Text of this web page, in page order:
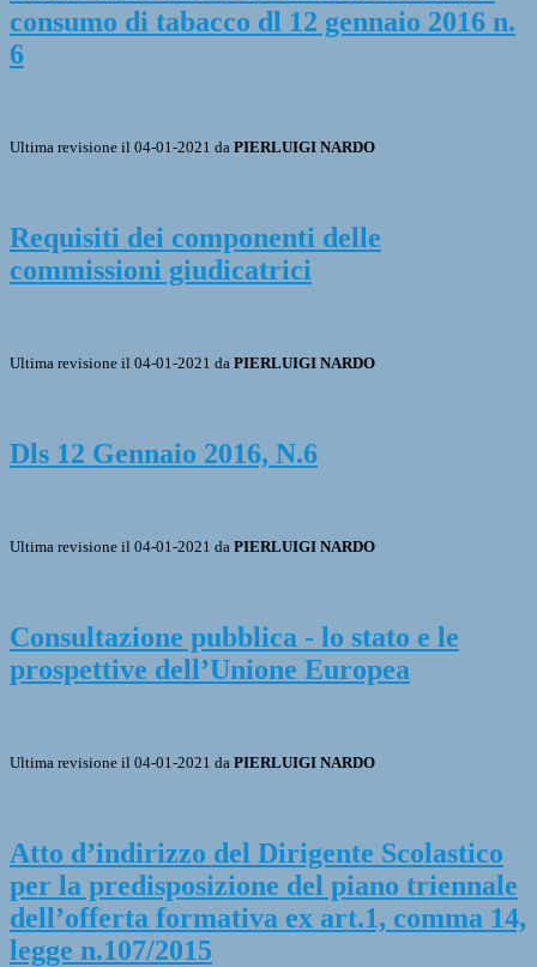
consumo di tabacco dl 12 gennaio 2016 n.
6
Ultima revisione il 04-01-2021 da PIERLUIGI NARDO
Requisiti dei componenti delle
commissioni giudicatrici
Ultima revisione il 04-01-2021 da PIERLUIGI NARDO
Dls 12 Gennaio 2016, N.6
Ultima revisione il 04-01-2021 da PIERLUIGI NARDO
Consultazione pubblica - lo stato e le
prospettive dell’Unione Europea
Ultima revisione il 04-01-2021 da PIERLUIGI NARDO
Atto d’indirizzo del Dirigente Scolastico
per la predisposizione del piano triennale
dell’offerta formativa ex art.1, comma 14,
legge n.107/2015